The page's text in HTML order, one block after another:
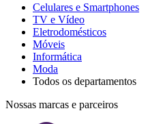
Celulares e Smartphones
TV e Vídeo
Eletrodomésticos
Móveis
Informática
Moda
Todos os departamentos
Nossas marcas e parceiros